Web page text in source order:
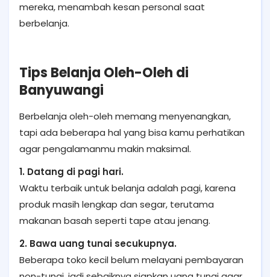
mereka, menambah kesan personal saat
berbelanja.
Tips Belanja Oleh-Oleh di
Banyuwangi
Berbelanja oleh-oleh memang menyenangkan,
tapi ada beberapa hal yang bisa kamu perhatikan
agar pengalamanmu makin maksimal.
1. Datang di pagi hari.
Waktu terbaik untuk belanja adalah pagi, karena
produk masih lengkap dan segar, terutama
makanan basah seperti tape atau jenang.
2. Bawa uang tunai secukupnya.
Beberapa toko kecil belum melayani pembayaran